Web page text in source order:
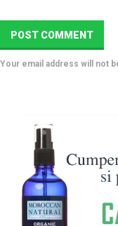
Your email address will not